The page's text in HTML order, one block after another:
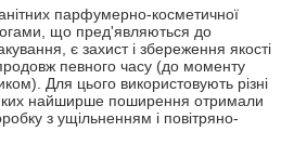
парфумерно-косметичної
що пред'являються до
є захист і збереження якості
певного часу (до моменту
Для цього використовують різні
найширше поширення отримали
з ущільненням і повітряно-